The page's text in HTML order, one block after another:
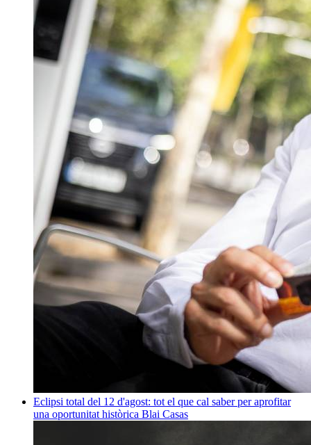
Eclipsi total del 12 d'agost: tot el que cal saber per aprofitar
una oportunitat històrica Blai Casas